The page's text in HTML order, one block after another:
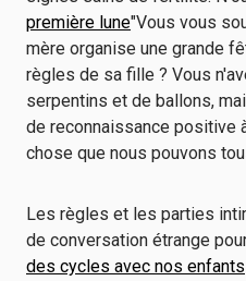
première lune"Vous vous
mère organise une grande
règles de sa fille ? Vous
serpentins et de ballons,
de reconnaissance positive
chose que nous pouvons
Les règles et les parties
de conversation étrange
des cycles avec nos enfants